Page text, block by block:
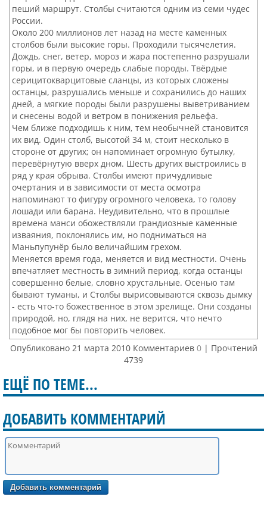
пеший маршрут. Столбы считаются одним из семи чудес
России.
Около 200 миллионов лет назад на месте каменных
столбов были высокие горы. Проходили тысячелетия.
Дождь, снег, ветер, мороз и жара постепенно разрушали
горы, и в первую очередь слабые породы. Твёрдые
серицитокварцитовые сланцы, из которых сложены
останцы, разрушались меньше и сохранились до наших
дней, а мягкие породы были разрушены выветриванием
и снесены водой и ветром в понижения рельефа.
Чем ближе подходишь к ним, тем необычней становится
их вид. Один столб, высотой 34 м, стоит несколько в
стороне от других; он напоминает огромную бутылку,
перевёрнутую вверх дном. Шесть других выстроились в
ряд у края обрыва. Столбы имеют причудливые
очертания и в зависимости от места осмотра
напоминают то фигуру огромного человека, то голову
лошади или барана. Неудивительно, что в прошлые
времена манси обожествляли грандиозные каменные
изваяния, поклонялись им, но подниматься на
Маньпупунёр было величайшим грехом.
Меняется время года, меняется и вид местности. Очень
впечатляет местность в зимний период, когда останцы
совершенно белые, словно хрустальные. Осенью там
бывают туманы, и Столбы вырисовываются сквозь дымку
- есть что-то божественное в этом зрелище. Они созданы
природой, но, глядя на них, не верится, что нечто
подобное мог бы повторить человек.
Опубликовано 21 марта 2010 Комментариев 0| Прочтений
4739
ЕЩЁ ПО ТЕМЕ...
ДОБАВИТЬ КОММЕНТАРИЙ